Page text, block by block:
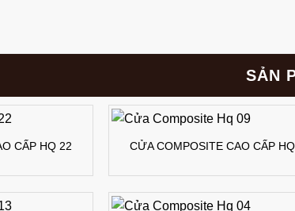
SẢN
CẤP HQ 22 CỬA COMPOSITE CAO CẤP